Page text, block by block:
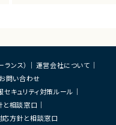
・要件整理および要件定義支
・バックエンドシステムの設計
・コードレビューの実施
・リリース対応および品質向
・技術課題に対する検討、提
・ステークホルダーとの調整
ケーション
ンス）
運営会社について
お問い合わせ
セキュリティ対策ルール
と相談窓口
方針と相談窓口